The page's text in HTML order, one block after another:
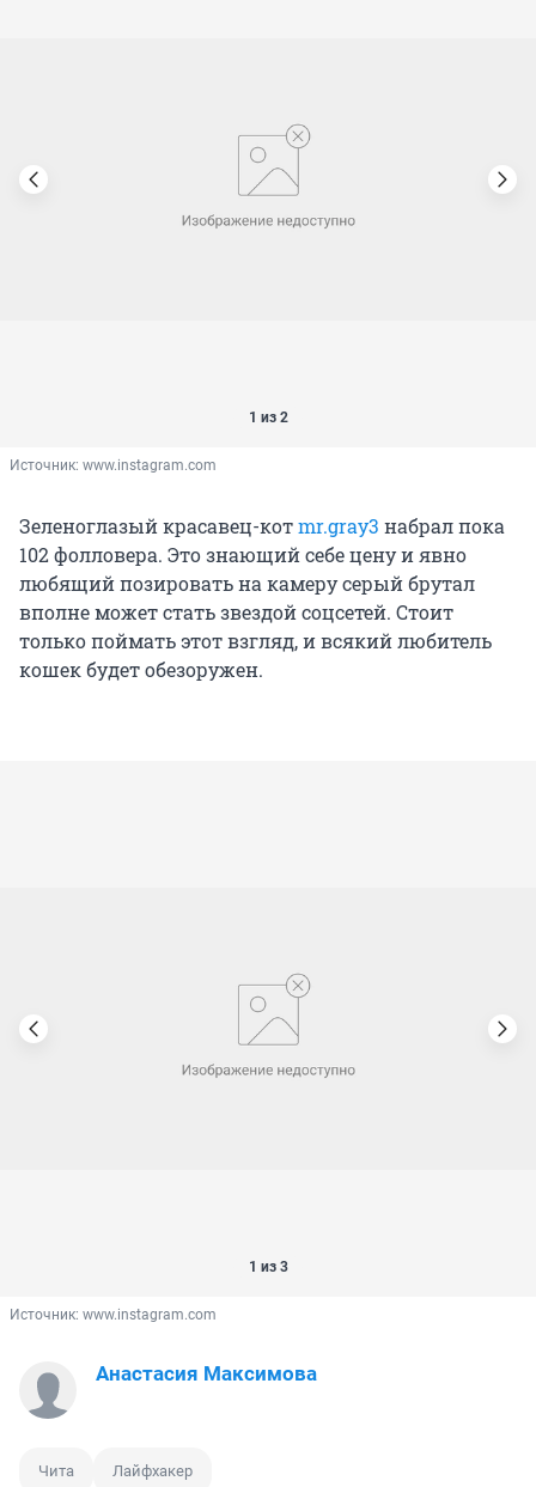
1 из 2
Источник: www.instagram.com
Зеленоглазый красавец-котmr.gray3 набрал пока
102 фолловера. Это знающий себе цену и явно
любящий позировать на камеру серый брутал
вполне может стать звездой соцсетей. Стоит
только поймать этот взгляд, и всякий любитель
кошек будет обезоружен.
1 из 3
Источник: www.instagram.com
Анастасия Максимова
Чита Лайфхакер